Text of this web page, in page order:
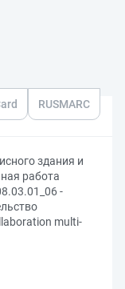
RUSMARC
здания и
работа
-
multi-